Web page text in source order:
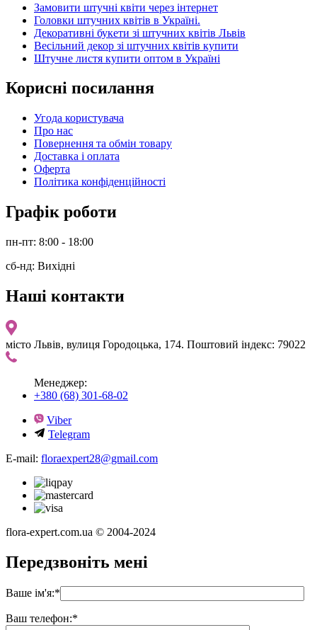
Замовити штучні квіти через інтернет
Головки штучних квітів в Україні.
Декоративні букети зі штучних квітів Львів
Весільний декор зі штучних квітів купити
Штучне листя купити оптом в Україні
Корисні посилання
Угода користувача
Про нас
Повернення та обмін товару
Доставка і оплата
Оферта
Політика конфіденційності
Графік роботи
пн-пт: 8:00 - 18:00
сб-нд: Вихідні
Наші контакти
місто Львів, вулиця Городоцька, 174. Поштовий індекс: 79022
Менеджер:
+380 (68) 301-68-02
Viber
Telegram
E-mail: floraexpert28@gmail.com
flora-expert.com.ua © 2004-2024
Передзвоніть мені
Ваше ім'я:*
Ваш телефон:*